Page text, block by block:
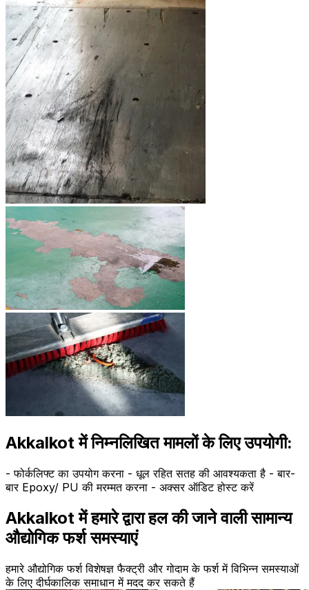
Akkalkot में निम्नलिखित मामलों के लिए उपयोगी:
- फोर्कलिफ्ट का उपयोग करना - धूल रहित सतह की आवश्यकता है - बार-
बार Epoxy/ PU की मरम्मत करना - अक्सर ऑडिट होस्ट करें
Akkalkot में हमारे द्वारा हल की जाने वाली सामान्य
औद्योगिक फर्श समस्याएं
हमारे औद्योगिक फर्श विशेषज्ञ फैक्ट्री और गोदाम के फर्श में विभिन्न समस्याओं
के लिए दीर्घकालिक समाधान में मदद कर सकते हैं